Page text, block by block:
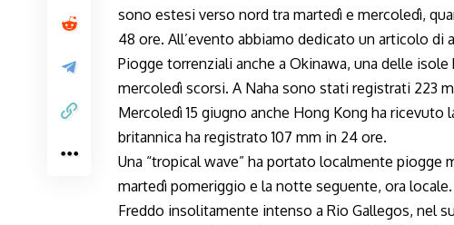
sono estesi verso nord tra martedì e mercoledì,
48 ore. All’evento abbiamo dedicato un articolo di
Piogge torrenziali anche a Okinawa, una delle
mercoledì scorsi. A Naha sono stati registrati 223
Mercoledì 15 giugno anche Hong Kong ha
britannica ha registrato 107 mm in 24 ore.
Una “tropical wave” ha portato localmente
martedì pomeriggio e la notte seguente, ora
Freddo insolitamente intenso a Rio Gallegos, nel